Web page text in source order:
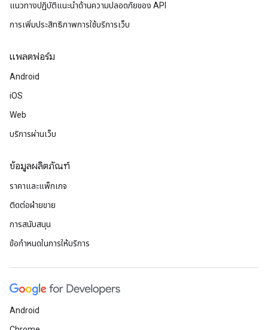
แนวทางปฏิบัติแนะนําด้านความปลอดภัยของ API
การเพิ่มประสิทธิภาพการใช้บริการเว็บ
แพลตฟอร์ม
Android
iOS
Web
บริการผ่านเว็บ
ข้อมูลผลิตภัณฑ์
ราคาและแพ็กเกจ
ติดต่อฝ่ายขาย
การสนับสนุน
ข้อกำหนดในการให้บริการ
Android